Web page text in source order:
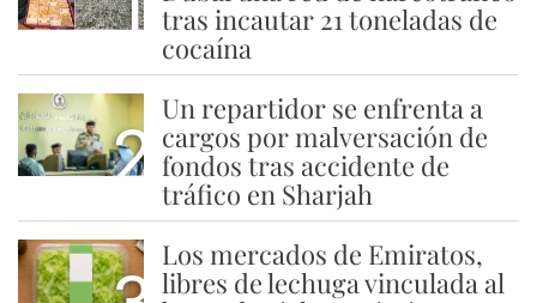
tras incautar 21 toneladas de
cocaína
2
Un repartidor se enfrenta a
cargos por malversación de
fondos tras accidente de
tráfico en Sharjah
Los mercados de Emiratos,
libres de lechuga vinculada al